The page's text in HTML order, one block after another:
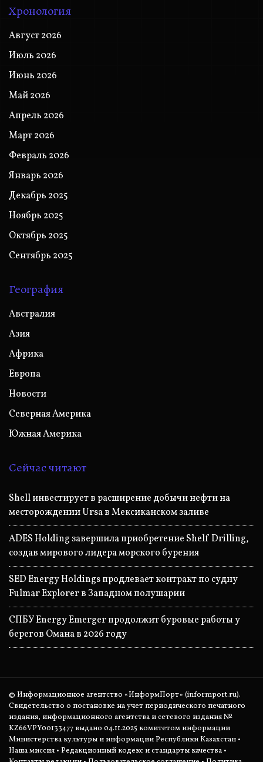
Хронология
Август 2026
Июль 2026
Июнь 2026
Май 2026
Апрель 2026
Март 2026
Февраль 2026
Январь 2026
Декабрь 2025
Ноябрь 2025
Октябрь 2025
Сентябрь 2025
География
Австралия
Азия
Африка
Европа
Новости
Северная Америка
Южная Америка
Сейчас читают
Shell инвестирует в расширение добычи нефти на
месторождении Ursa в Мексиканском заливе
ADES Holding завершила приобретение Shelf Drilling,
создав мирового лидера морского бурения
SED Energy Holdings продлевает контракт по судну
Fulmar Explorer в Западном полушарии
СПБУ Energy Emerger продолжит буровые работы у
берегов Омана в 2026 году
© Информационное агентство «ИнформПорт» (informport.ru).
Свидетельство о постановке на учет периодического печатного
издания, информационного агентства и сетевого издания №
KZ66VPY00133477 выдано 04.11.2025 комитетом информации
Министерства культуры и информации Республики Казахстан •
Наша миссия • Редакционный кодекс и стандарты качества •